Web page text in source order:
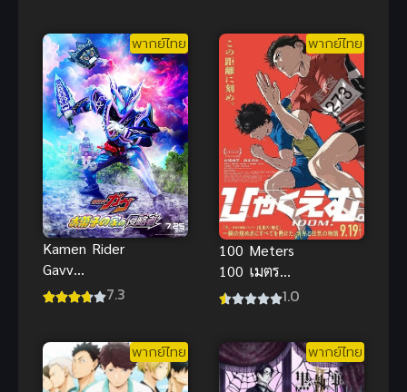
พากย์ไทย
Kamen Rider
Gavv
Invaders of
ไรเดอร์ พากย์
ไทย
7.3
พากย์ไทย
100 Meters
100 เมตร
พากย์ไทย ซับ
1.0
พากย์ไทย พากย์ไทย